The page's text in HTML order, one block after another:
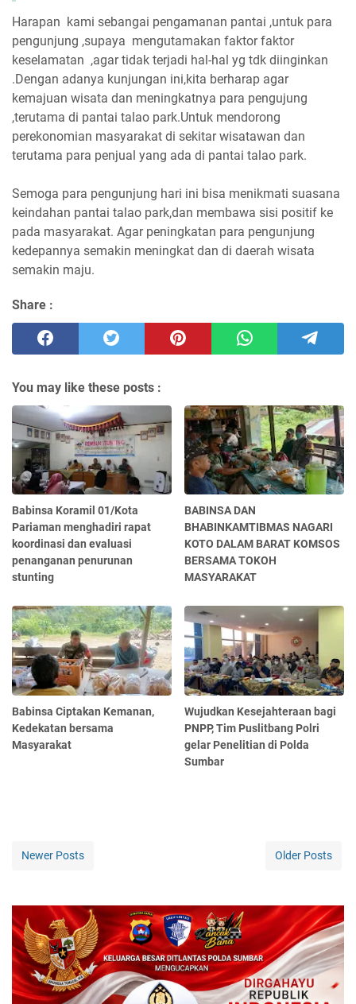
Harapan kami sebangai pengamanan pantai ,untuk para
pengunjung ,supaya mengutamakan faktor faktor
keselamatan ,agar tidak terjadi hal-hal yg tdk diinginkan
.Dengan adanya kunjungan ini,kita berharap agar
kemajuan wisata dan meningkatnya para pengujung
,terutama di pantai talao park.Untuk mendorong
perekonomian masyarakat di sekitar wisatawan dan
terutama para penjual yang ada di pantai talao park.
Semoga para pengunjung hari ini bisa menikmati suasana
keindahan pantai talao park,dan membawa sisi positif ke
pada masyarakat. Agar peningkatan para pengunjung
kedepannya semakin meningkat dan di daerah wisata
semakin maju.
Share :
You may like these posts :
Babinsa Koramil 01/Kota
Pariaman menghadiri rapat
koordinasi dan evaluasi
penanganan penurunan
stunting
BABINSA DAN
BHABINKAMTIBMAS NAGARI
KOTO DALAM BARAT KOMSOS
BERSAMA TOKOH
MASYARAKAT
Babinsa Ciptakan Kemanan,
Kedekatan bersama
Masyarakat
Wujudkan Kesejahteraan bagi
PNPP, Tim Puslitbang Polri
gelar Penelitian di Polda
Sumbar
Newer Posts Older Posts